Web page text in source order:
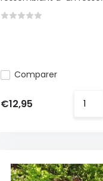
Comparer
€12,95